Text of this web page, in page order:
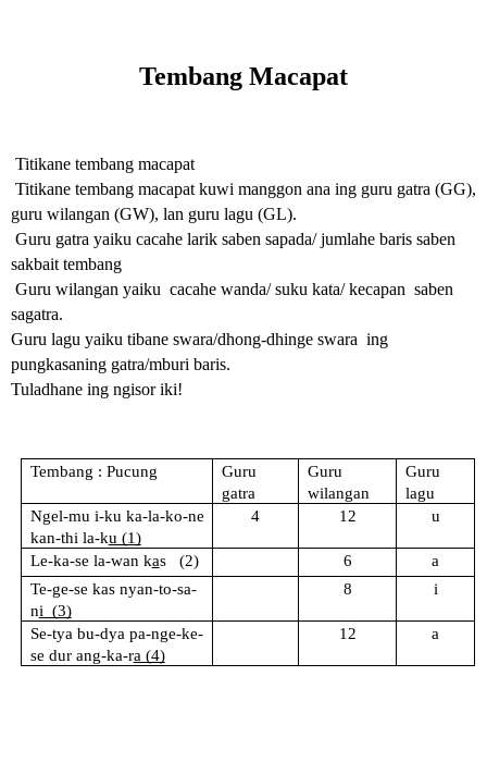
Tembang Macapat
Titikane tembang macapat
Titikane tembang macapat kuwi manggon ana ing guru gatra (GG),
guru wilangan (GW), lan guru lagu (GL).
Guru gatra yaiku cacahe larik saben sapada/ jumlahe baris saben
sakbait tembang
Guru wilangan yaiku  cacahe wanda/ suku kata/ kecapan  saben
sagatra.
Guru lagu yaiku tibane swara/dhong-dhinge swara  ing
pungkasaning gatra/mburi baris.
Tuladhane ing ngisor iki!
Tembang : Pucung
Guru
gatra
Guru
wilangan
Guru
lagu
Ngel-mu i-ku ka-la-ko-ne
kan-thi la-ku (1)
4 12 u
Le-ka-se la-wan kas   (2) 6
a
Te-ge-se kas nyan-to-sa-
ni  (3)
8 i
Se-tya bu-dya pa-nge-ke-
se dur ang-ka-ra (4)
12 a